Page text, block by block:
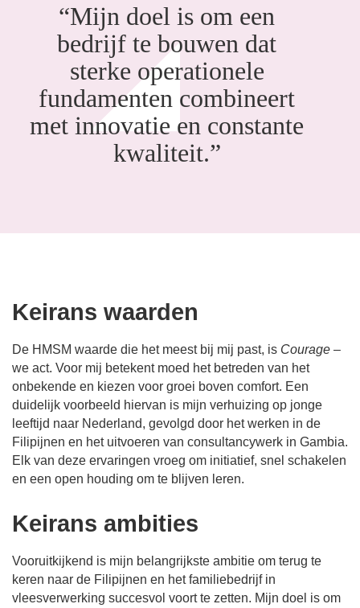
“Mijn doel is om een
bedrijf te bouwen dat
sterke operationele
fundamenten combineert
met innovatie en constante
kwaliteit.”
Keirans waarden
De HMSM waarde die het meest bij mij past, is Courage –
we act. Voor mij betekent moed het betreden van het
onbekende en kiezen voor groei boven comfort. Een
duidelijk voorbeeld hiervan is mijn verhuizing op jonge
leeftijd naar Nederland, gevolgd door het werken in de
Filipijnen en het uitvoeren van consultancywerk in Gambia.
Elk van deze ervaringen vroeg om initiatief, snel schakelen
en een open houding om te blijven leren.
Keirans ambities
Vooruitkijkend is mijn belangrijkste ambitie om terug te
keren naar de Filipijnen en het familiebedrijf in
vleesverwerking succesvol voort te zetten. Mijn doel is om